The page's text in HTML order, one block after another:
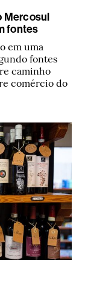
Mercosul
fontes
em uma
fontes
caminho
comércio do